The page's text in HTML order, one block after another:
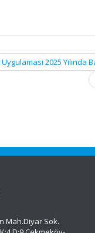
2025 Yılında
Mah.Diyar Sok.